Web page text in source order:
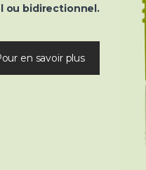
ou bidirectionnel.
en savoir plus